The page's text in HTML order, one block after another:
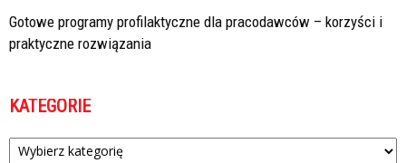
Gotowe programy profilaktyczne dla pracodawców – korzyści i
praktyczne rozwiązania
KATEGORIE
Kategorie